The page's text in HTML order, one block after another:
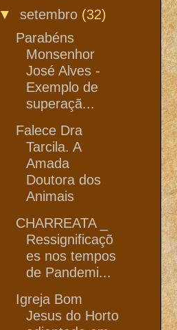
▼ setembro (32)
Parabéns
Monsenhor
José Alves -
Exemplo de
superaçã...
Falece Dra
Tarcila. A
Amada
Doutora dos
Animais
CHARREATA _
Ressignificaçõ
es nos tempos
de Pandemi...
Igreja Bom
Jesus do Horto